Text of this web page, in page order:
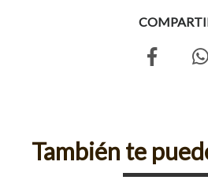
También te